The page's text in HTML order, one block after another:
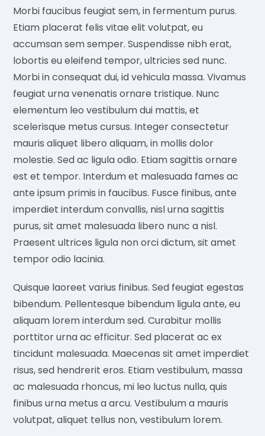
Morbi faucibus feugiat sem, in fermentum purus.
Etiam placerat felis vitae elit volutpat, eu
accumsan sem semper. Suspendisse nibh erat,
lobortis eu eleifend tempor, ultricies sed nunc.
Morbi in consequat dui, id vehicula massa. Vivamus
feugiat urna venenatis ornare tristique. Nunc
elementum leo vestibulum dui mattis, et
scelerisque metus cursus. Integer consectetur
mauris aliquet libero aliquam, in mollis dolor
molestie. Sed ac ligula odio. Etiam sagittis ornare
est et tempor. Interdum et malesuada fames ac
ante ipsum primis in faucibus. Fusce finibus, ante
imperdiet interdum convallis, nisl urna sagittis
purus, sit amet malesuada libero nunc a nisl.
Praesent ultrices ligula non orci dictum, sit amet
tempor odio lacinia.
Quisque laoreet varius finibus. Sed feugiat egestas
bibendum. Pellentesque bibendum ligula ante, eu
aliquam lorem interdum sed. Curabitur mollis
porttitor urna ac efficitur. Sed placerat ac ex
tincidunt malesuada. Maecenas sit amet imperdiet
risus, sed hendrerit eros. Etiam vestibulum, massa
ac malesuada rhoncus, mi leo luctus nulla, quis
finibus urna metus a arcu. Vestibulum a mauris
volutpat, aliquet tellus non, vestibulum lorem.